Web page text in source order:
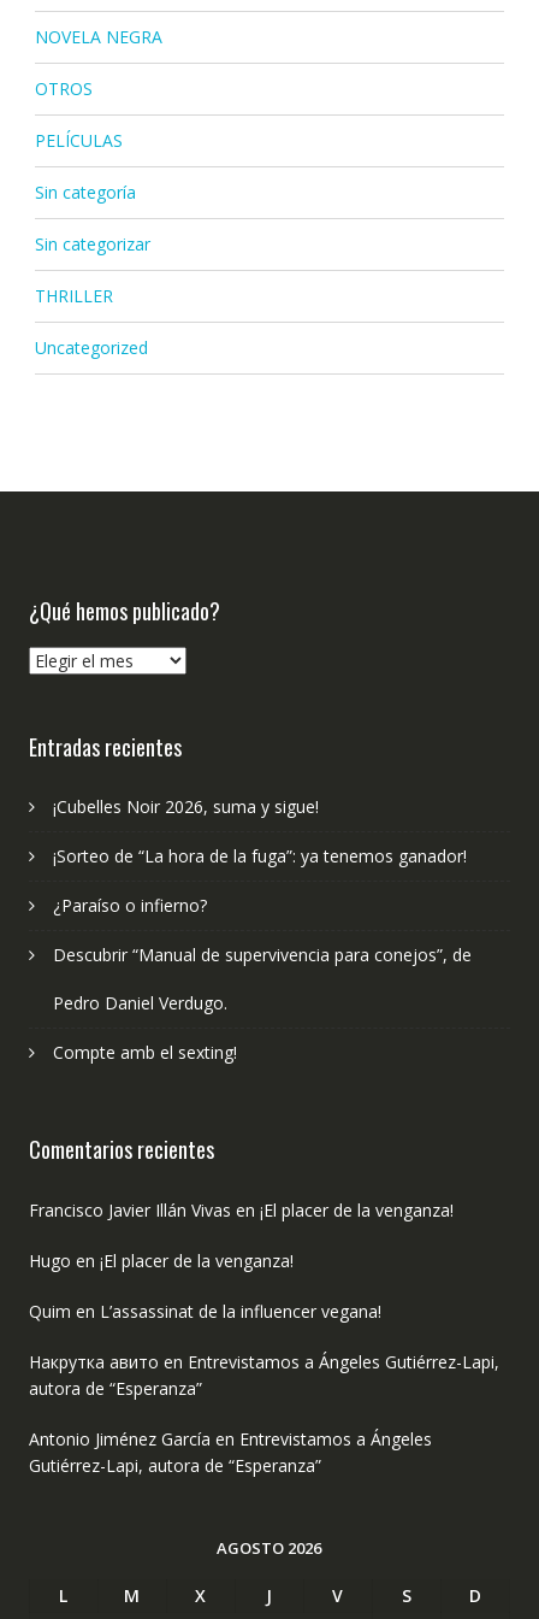
NOVELA NEGRA
OTROS
PELÍCULAS
Sin categoría
Sin categorizar
THRILLER
Uncategorized
¿Qué hemos publicado?
¿Qué
Entradas recientes
¡Cubelles Noir 2026, suma y sigue!
¡Sorteo de “La hora de la fuga”: ya tenemos ganador!
¿Paraíso o infierno?
Descubrir “Manual de supervivencia para conejos”, de
Pedro Daniel Verdugo.
Compte amb el sexting!
Comentarios recientes
Francisco Javier Illán Vivas en ¡El placer de la venganza!
Hugo en ¡El placer de la venganza!
Quim en L’assassinat de la influencer vegana!
Накрутка авито en Entrevistamos a Ángeles Gutiérrez-Lapi,
autora de “Esperanza”
Antonio Jiménez García en Entrevistamos a Ángeles
Gutiérrez-Lapi, autora de “Esperanza”
AGOSTO 2026
L M X J V S
D